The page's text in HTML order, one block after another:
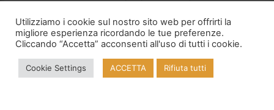
legalmente abilitati alla professione, non devono essere
utilizzate per assumere decisioni riguardanti la propria salute,
eventuali terapie mediche o assunzione di medicinali.
Utilizziamo i cookie sul nostro sito web per offrirti la
migliore esperienza ricordando le tue preferenze.
Cliccando “Accetta” acconsenti all'uso di tutti i cookie.
Cookie Settings ACCETTA Rifiuta tutti